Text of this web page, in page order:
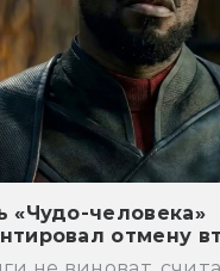
«Чудо-человека»
отмену